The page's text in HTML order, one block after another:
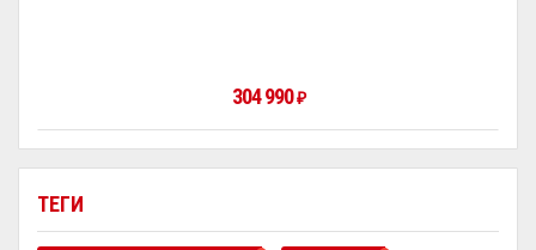
ТЕГИ
304 990₽